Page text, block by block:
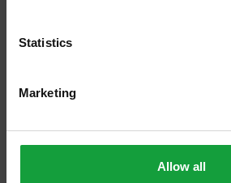
Statistics
Marketing
Allow all
24/01/2013
valore al merito
Le notizie positive che si